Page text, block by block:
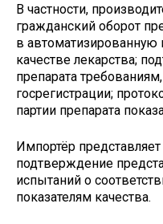
В частности,
гражданский оборот
в
качестве лекарства;
препарата
госрегистрации;
партии препарата
Импортёр
подтверждение
испытаний о
показателям качества.